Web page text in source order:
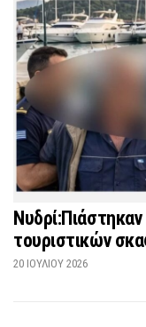
τουριστικών
20 ΙΟΥΛΊΟΥ 2026